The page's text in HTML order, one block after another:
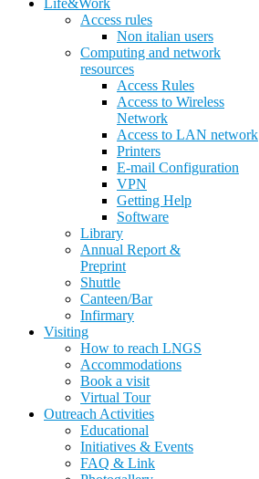
Life&Work
Access rules
Non italian users
Computing and network
resources
Access Rules
Access to Wireless
Network
Access to LAN network
Printers
E-mail Configuration
VPN
Getting Help
Software
Library
Annual Report &
Preprint
Shuttle
Canteen/Bar
Infirmary
Visiting
How to reach LNGS
Accommodations
Book a visit
Virtual Tour
Outreach Activities
Educational
Initiatives & Events
FAQ & Link